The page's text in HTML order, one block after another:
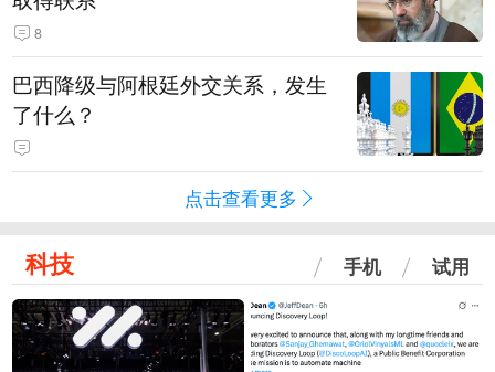
8
巴西降级与阿根廷外交关系，发生
了什么？
点击查看更多
科技 手机 试用